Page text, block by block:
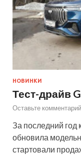
НОВИНКИ
Тест-драйв
Оставьте комментарий
За последний год
обновила
стартовали